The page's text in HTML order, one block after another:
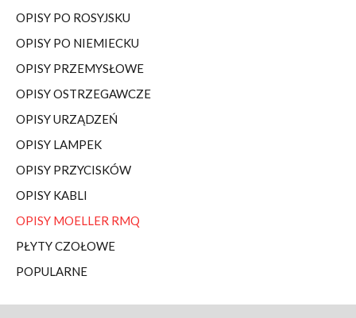
OPISY PO ROSYJSKU
OPISY PO NIEMIECKU
OPISY PRZEMYSŁOWE
OPISY OSTRZEGAWCZE
OPISY URZĄDZEŃ
OPISY LAMPEK
OPISY PRZYCISKÓW
OPISY KABLI
OPISY MOELLER RMQ
PŁYTY CZOŁOWE
POPULARNE